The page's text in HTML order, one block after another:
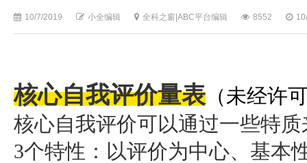
10/7/2019 小全编辑 全科之窗|ABC平台编辑 8552
核心自我评价量表 （未经许
核心自我评价可以通过一些特
3个特性：以评价为中心、基本